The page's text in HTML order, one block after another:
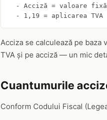
- Acciză = valoare
- 1,19 = aplicarea TVA
Acciza se calculează pe baza
TVA și pe acciză — un mic
Cuantumurile
Conform Codului Fiscal